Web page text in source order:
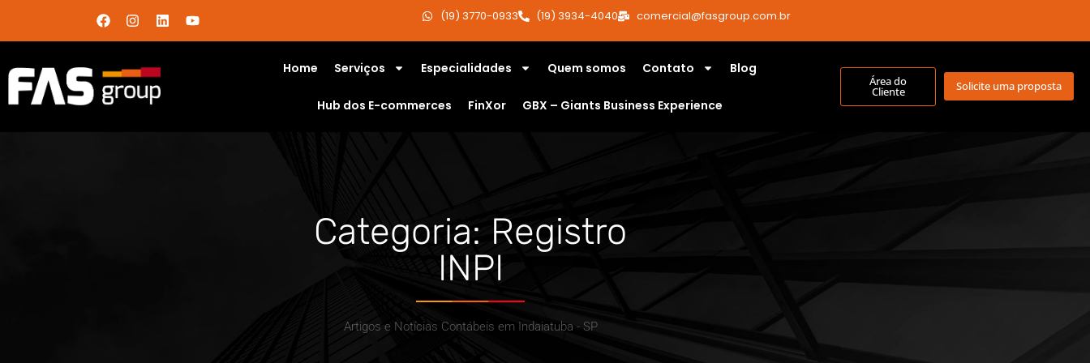
(19) 3770-0933 (19) 3934-4040 comercial@fasgroup.com.br
Home Serviços Especialidades Quem somos Contato Blog
Hub dos E-commerces FinXor GBX – Giants Business Experience
Área do
Cliente Solicite uma proposta
Categoria: Registro
INPI
Artigos e Notícias Contábeis em Indaiatuba - SP